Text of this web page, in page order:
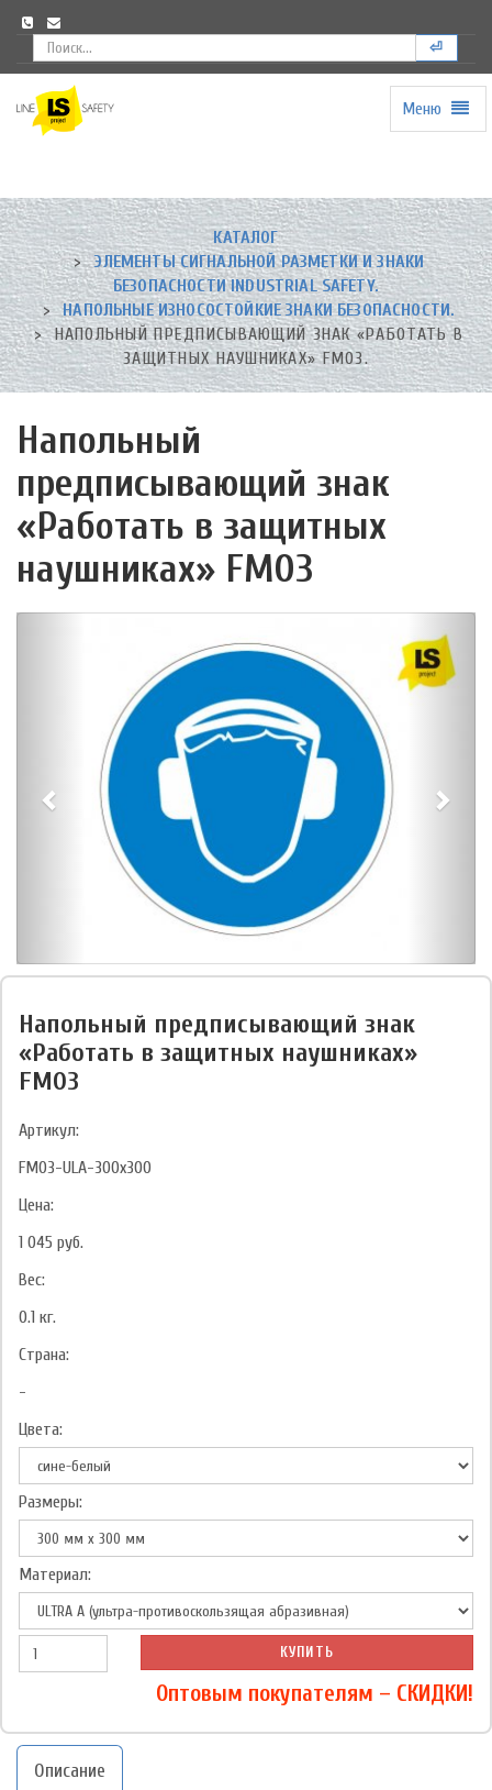
⏎
to
homepage
Меню
КАТАЛОГ
ЭЛЕМЕНТЫ СИГНАЛЬНОЙ РАЗМЕТКИ И ЗНАКИ
БЕЗОПАСНОСТИ INDUSTRIAL SAFETY.
НАПОЛЬНЫЕ ИЗНОСОСТОЙКИЕ ЗНАКИ БЕЗОПАСНОСТИ.
НАПОЛЬНЫЙ ПРЕДПИСЫВАЮЩИЙ ЗНАК «РАБОТАТЬ В
ЗАЩИТНЫХ НАУШНИКАХ» FМ03.
Напольный
предписывающий знак
«Работать в защитных
наушниках» FМ03
Напольный предписывающий знак
«Работать в защитных наушниках»
FМ03
Артикул:
FМ03-ULA-300x300
Цена:
1 045 руб.
Вес:
0.1 кг.
Страна:
-
Цвета:
Размеры:
Материал:
КУПИТЬ
Оптовым покупателям – СКИДКИ!
Описание